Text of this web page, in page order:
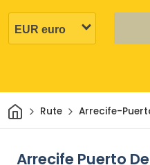
AcasăRute Arrecife-
Arrecife Puerto